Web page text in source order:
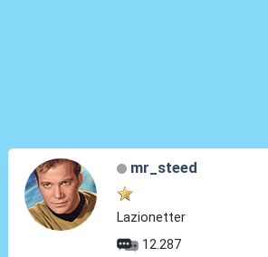
mr_steed
Lazionetter
12.287